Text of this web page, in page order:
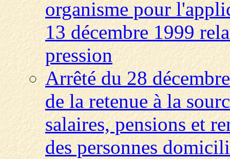
organisme pour
13 décembre 1999
pression
Arrêté du 28
de la retenue à la
salaires, pensions et
des personnes